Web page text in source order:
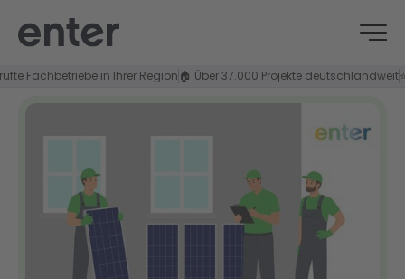
in Ihrer Region🏠 Über 37.000 Projekte deutschlandweit⭐